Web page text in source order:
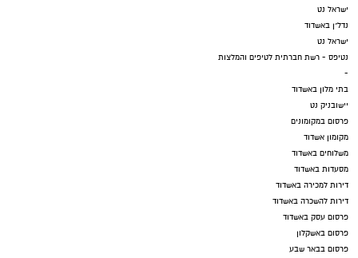
ישראל נט
נדל"ן באשדוד
ישראל נט
נטיפס - רשת חברתית לטיפים והמלצות
-
בתי מלון באשדוד
יישובניק נט
פרסום במקומונים
מקומון אשדוד
משלוחים באשדוד
מסעדות באשדוד
דירות למכירה באשדוד
דירות להשכרה באשדוד
פרסום עסק באשדוד
פרסום באשקלון
פרסום בבאר שבע